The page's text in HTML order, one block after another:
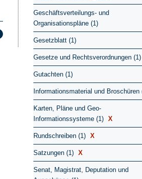
Geschäftsverteilungs- und
Organisationspläne (1)
Gesetzblatt (1)
Gesetze und Rechtsverordnungen (1)
Gutachten (1)
Informationsmaterial und Broschüren
Karten, Pläne und Geo-
Informationssysteme (1) X
Rundschreiben (1) X
Satzungen (1) X
Senat, Magistrat, Deputation und